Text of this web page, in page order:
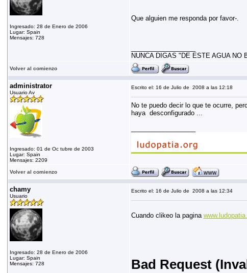
Ingresado: 28 de Enero de 2006
Lugar: Spain
Mensajes: 728
Que alguien me responda por favor-.
NUNCA DIGAS "DE ESTE AGUA
Volver al comienzo
administrator
Usuario Av
Ingresado: 01 de Oc tubre de 2003
Lugar: Spain
Mensajes: 2209
Escrito el: 16 de Julio de 2008 a las 12:18
No te puedo decir lo que te ocurre,
haya desconfigurado ...
Volver al comienzo
chamy
Usuario
Ingresado: 28 de Enero de 2006
Lugar: Spain
Mensajes: 728
Escrito el: 16 de Julio de 2008 a las 12:34
Cuando clikeo la pagina
Bad Request